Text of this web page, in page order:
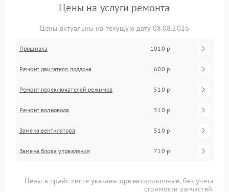
Цены на услуги ремонта
Цены актуальны на текущую дату 08.08.2026
Прошивка 1010 р
Ремонт двигателя поддона 600 р
Ремонт переключателей режимов 510 р
Ремонт волновода 510 р
Замена вентилятора 510 р
Замена блока управления 710 р
Цены в прайс-листе указаны ориентировочные, без учета
стоимости запчастей.